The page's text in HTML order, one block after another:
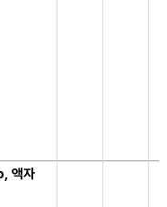
액자